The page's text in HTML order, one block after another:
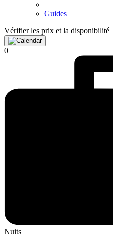
Guides
Vérifier les prix et la disponibilité
0
Nuits